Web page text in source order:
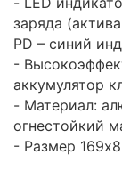
заряда
PD – синий
-
аккумулятор
- Материал:
огнестойкий
- Размер